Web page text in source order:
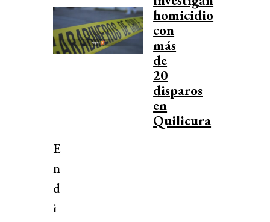
homicidio
con
más
de
20
disparos
en
Quilicura
E
n
d
i